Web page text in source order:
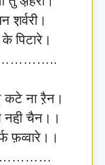
श़र्वरी।
पिटारे।
ना रै़न।
चैन।।
फ़व्वारे।।